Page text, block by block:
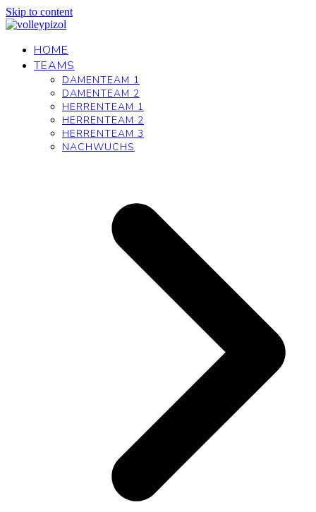
Skip to content
HOME
TEAMS
DAMENTEAM 1
DAMENTEAM 2
HERRENTEAM 1
HERRENTEAM 2
HERRENTEAM 3
NACHWUCHS